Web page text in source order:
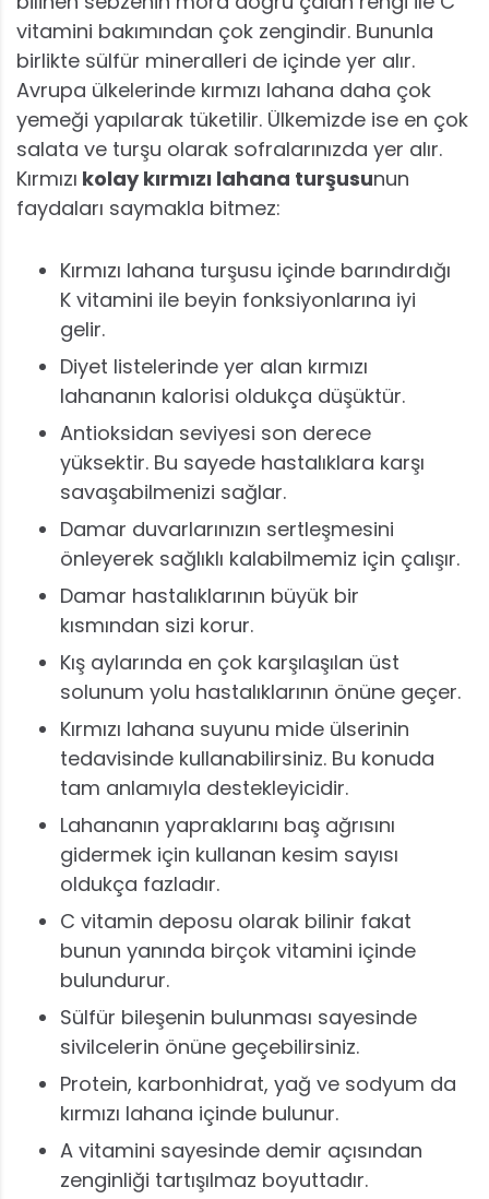
vitamini bakımından çok zengindir. Bununla
birlikte sülfür mineralleri de içinde yer alır.
Avrupa ülkelerinde kırmızı lahana daha çok
yemeği yapılarak tüketilir. Ülkemizde ise en çok
salata ve turşu olarak sofralarınızda yer alır.
Kırmızı kolay kırmızı lahana turşusunun
faydaları saymakla bitmez:
Kırmızı lahana turşusu içinde barındırdığı
K vitamini ile beyin fonksiyonlarına iyi
gelir.
Diyet listelerinde yer alan kırmızı
lahananın kalorisi oldukça düşüktür.
Antioksidan seviyesi son derece
yüksektir. Bu sayede hastalıklara karşı
savaşabilmenizi sağlar.
Damar duvarlarınızın sertleşmesini
önleyerek sağlıklı kalabilmemiz için çalışır.
Damar hastalıklarının büyük bir
kısmından sizi korur.
Kış aylarında en çok karşılaşılan üst
solunum yolu hastalıklarının önüne geçer.
Kırmızı lahana suyunu mide ülserinin
tedavisinde kullanabilirsiniz. Bu konuda
tam anlamıyla destekleyicidir.
Lahananın yapraklarını baş ağrısını
gidermek için kullanan kesim sayısı
oldukça fazladır.
C vitamin deposu olarak bilinir fakat
bunun yanında birçok vitamini içinde
bulundurur.
Sülfür bileşenin bulunması sayesinde
sivilcelerin önüne geçebilirsiniz.
Protein, karbonhidrat, yağ ve sodyum da
kırmızı lahana içinde bulunur.
A vitamini sayesinde demir açısından
zenginliği tartışılmaz boyuttadır.